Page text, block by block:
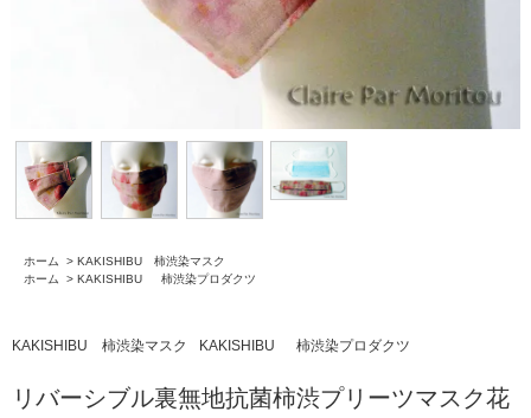
ホーム > KAKISHIBU 柿渋染マスク
ホーム
> KAKISHIBU 柿渋染プロダクツ
KAKISHIBU 柿渋染マスク KAKISHIBU 柿渋染プロダクツ
リバーシブル裏無地抗菌柿渋プリーツマスク花